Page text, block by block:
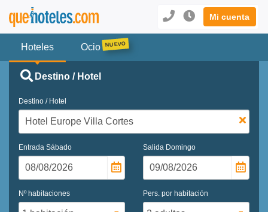
Mi cuenta
Hoteles Ocio
Destino / Hotel
Destino / Hotel
Entrada Sábado Salida Domingo
Nº habitaciones Pers. por habitación